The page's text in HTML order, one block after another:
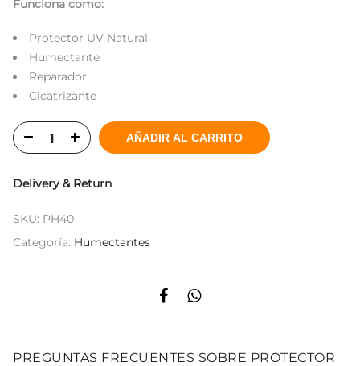
Funciona como:
Protector UV Natural
Humectante
Reparador
Cicatrizante
AÑADIR AL CARRITO
Delivery & Return
SKU: PH40
Categoría: Humectantes
PREGUNTAS FRECUENTES SOBRE PROTECTOR